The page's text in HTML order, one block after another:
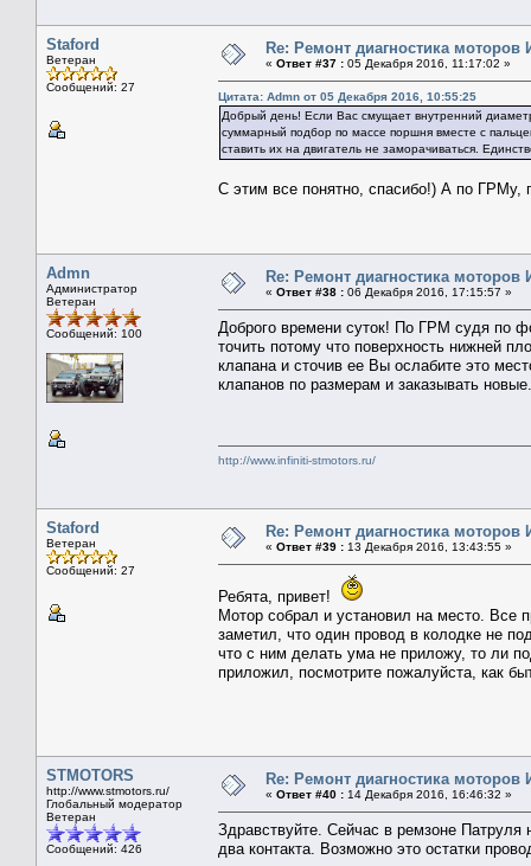
Staford
Ветеран
Сообщений: 27
Re: Ремонт диагностика
« Ответ #37 : 05 Декабря 2016, 11:17:02 »
Цитата: Admn от 05 Декабря 2016, 10:55:25
Добрый день! Если Вас смущает внутренний
суммарный подбор по массе поршня вместе с
ставить их на двигатель не заморачиваться.
С этим все понятно, спасибо!) А по ГРМу,
Admn
Администратор
Ветеран
Сообщений: 100
Re: Ремонт диагностика
« Ответ #38 : 06 Декабря 2016, 17:15:57 »
Доброго времени суток! По ГРМ судя по
точить потому что поверхность нижней
клапана и сточив ее Вы ослабите это
клапанов по размерам и заказывать
http://www.infiniti-stmotors.ru/
Staford
Ветеран
Сообщений: 27
Re: Ремонт диагностика
« Ответ #39 : 13 Декабря 2016, 13:43:55 »
Ребята, привет!
Мотор собрал и установил на место. Все
заметил, что один провод в колодке не
что с ним делать ума не приложу, то ли
приложил, посмотрите пожалуйста, как
STMOTORS
http://www.stmotors.ru/
Глобальный модератор
Ветеран
Сообщений: 426
Re: Ремонт диагностика
« Ответ #40 : 14 Декабря 2016, 16:46:32 »
Здравствуйте. Сейчас в ремзоне Патруля
два контакта. Возможно это остатки